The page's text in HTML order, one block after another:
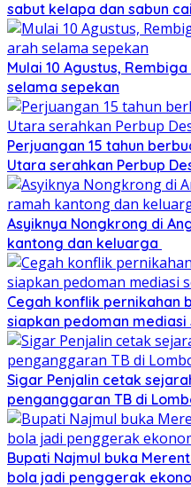
sabut kelapa dan sabun
Mulai 10 Agustus,
selama sepekan
Perjuangan 15 tahun
Utara serahkan Perbup
Asyiknya Nongkrong di
kantong dan keluarga
Cegah konflik pernikahan
siapkan pedoman mediasi
Sigar Penjalin cetak
penganggaran TB di
Bupati Najmul buka
bola jadi penggerak